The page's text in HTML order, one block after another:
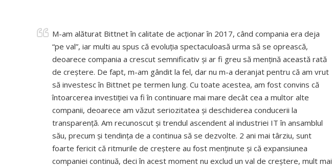
M-am alăturat Bittnet în calitate de acționar în 2017, când compania era deja
“pe val”, iar multi au spus că evoluția spectaculoasă urma să se oprească,
deoarece compania a crescut semnificativ și ar fi greu să mențină această rată
de creștere. De fapt, m-am gândit la fel, dar nu m-a deranjat pentru că am vrut
să investesc în Bittnet pe termen lung. Cu toate acestea, am fost convins că
întoarcerea investiției va fi în continuare mai mare decât cea a multor alte
companii, deoarece am văzut seriozitatea și deschiderea conducerii la
transparență. Am recunoscut și trendul ascendent al industriei IT în ansamblul
său, precum și tendința de a continua să se dezvolte. 2 ani mai târziu, sunt
foarte fericit că ritmurile de creștere au fost menținute și că expansiunea
companiei continuă, deci în acest moment nu exclud un val de creștere, mult mai